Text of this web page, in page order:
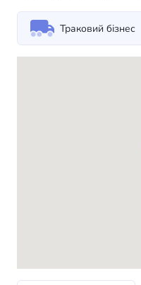
старту вашого
Траковий бізнес